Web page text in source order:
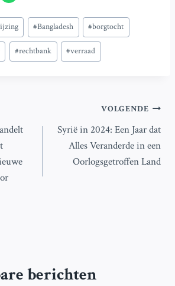
#Bangladesh #borgtocht
#rechtbank #verraad
VOLGENDE
Syrië in 2024: Een Jaar dat
Alles Veranderde in een
Oorlogsgetroffen Land
berichten